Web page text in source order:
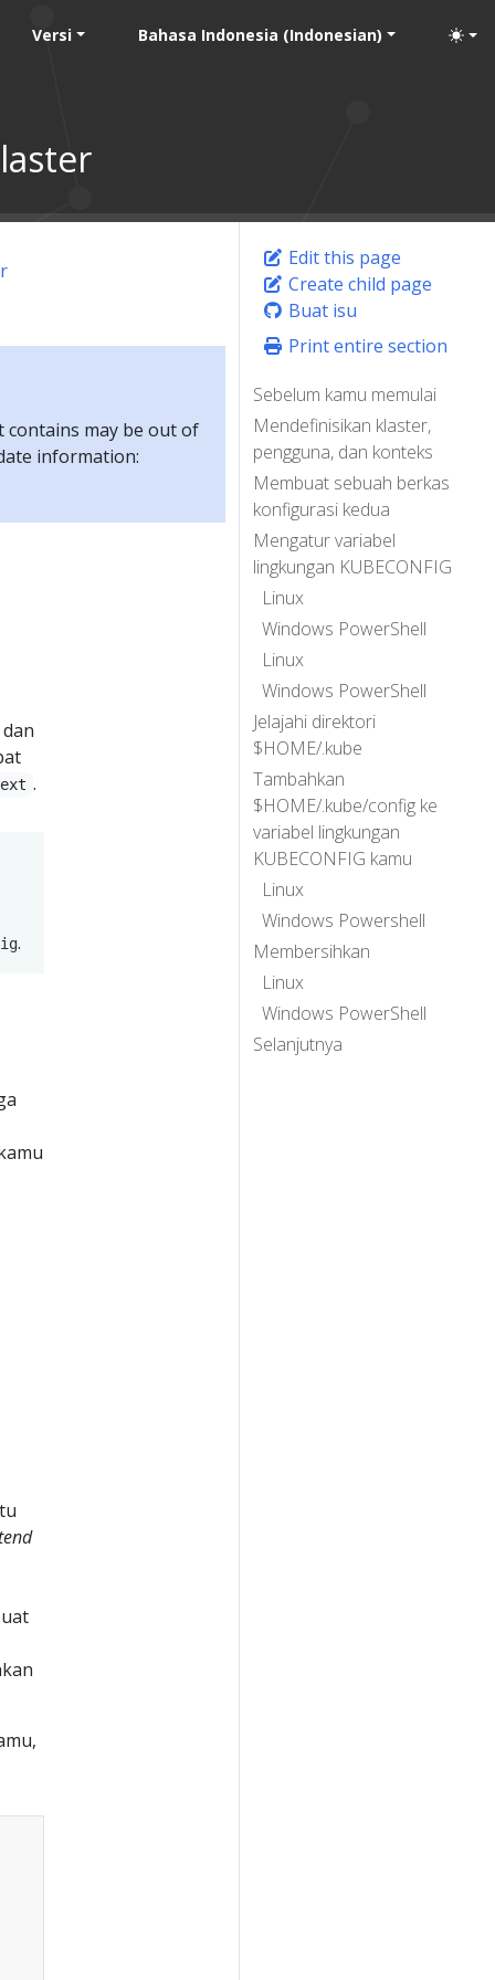
Versi Bahasa Indonesia (Indonesian)
Edit this page
Create child page
Buat isu
Print entire section
Sebelum kamu memulai
Mendefinisikan klaster,
pengguna, dan konteks
Membuat sebuah berkas
konfigurasi kedua
Mengatur variabel
lingkungan KUBECONFIG
Linux
Windows PowerShell
Linux
Windows PowerShell
Jelajahi direktori
$HOME/.kube
Tambahkan
$HOME/.kube/config ke
variabel lingkungan
KUBECONFIG kamu
Linux
Windows Powershell
Membersihkan
Linux
Windows PowerShell
Selanjutnya
may be out of
information:
.
.